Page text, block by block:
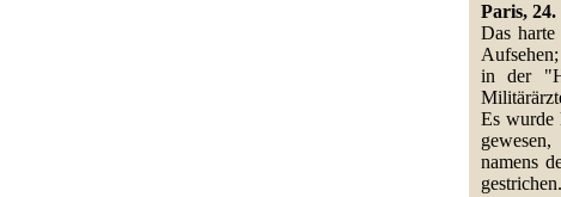
Paris,
Das
in der
Es wurde
namens